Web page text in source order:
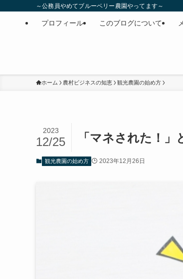
～公務員やめてブルーベリー農園やってます～
プロフィール このブログについて
ホーム 農村ビジネスの知恵 観光農園の始め方
「マネされた！
2023
12/25
観光農園の始め方 2023年12月26日